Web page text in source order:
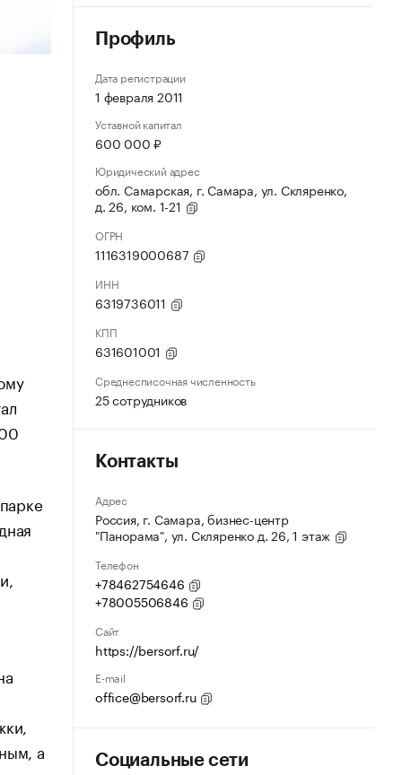
а
Профиль
Дата регистрации
1 февраля 2011
Уставной капитал
600 000 ₽
Юридический адрес
обл. Самарская, г. Самара, ул. Скляренко,
д. 26, ком. 1-21
ОГРН
1116319000687
ИНН
6319736011
КПП
631601001
Среднесписочная численность
25 сотрудников
Контакты
Адрес
Россия, г. Самара, бизнес-центр
"Панорама", ул. Скляренко д. 26, 1 этаж
Телефон
+78462754646
+78005506846
Сайт
https://bersorf.ru/
E-mail
office@bersorf.ru
Социальные сети